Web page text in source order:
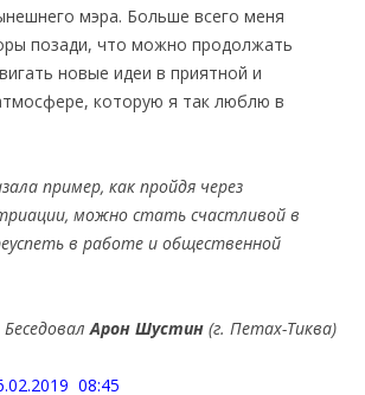
мэра. Больше всего меня
позади, что можно продолжать
новые идеи в приятной и
которую я так люблю в
пример, как пройдя через
можно стать счастливой в
в работе и общественной
БеседовалАрон Шустин (г. Петах-Тиква)
08:45